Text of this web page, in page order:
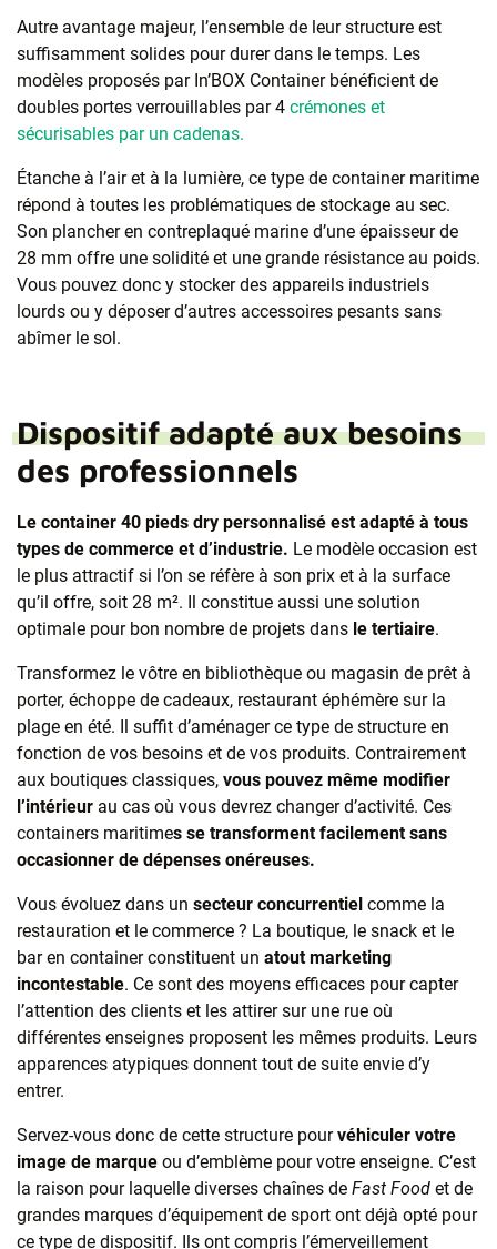
Autre avantage majeur, l’ensemble de leur structure est
suffisamment solides pour durer dans le temps. Les
modèles proposés par In’BOX Container bénéficient de
doubles portes verrouillables par 4 crémones et
sécurisables par un cadenas.
Étanche à l’air et à la lumière, ce type de container maritime
répond à toutes les problématiques de stockage au sec.
Son plancher en contreplaqué marine d’une épaisseur de
28 mm offre une solidité et une grande résistance au poids.
Vous pouvez donc y stocker des appareils industriels
lourds ou y déposer d’autres accessoires pesants sans
abîmer le sol.
Dispositif adapté aux besoins
des professionnels
Le container 40 pieds dry personnalisé est adapté à tous
types de commerce et d’industrie. Le modèle occasion est
le plus attractif si l’on se réfère à son prix et à la surface
qu’il offre, soit 28 m². Il constitue aussi une solution
optimale pour bon nombre de projets dans le tertiaire.
Transformez le vôtre en bibliothèque ou magasin de prêt à
porter, échoppe de cadeaux, restaurant éphémère sur la
plage en été. Il suffit d’aménager ce type de structure en
fonction de vos besoins et de vos produits. Contrairement
aux boutiques classiques, vous pouvez même modifier
l’intérieur au cas où vous devrez changer d’activité. Ces
containers maritimes se transforment facilement sans
occasionner de dépenses onéreuses.
Vous évoluez dans un secteur concurrentiel comme la
restauration et le commerce ? La boutique, le snack et le
bar en container constituent un atout marketing
incontestable. Ce sont des moyens efficaces pour capter
l’attention des clients et les attirer sur une rue où
différentes enseignes proposent les mêmes produits. Leurs
apparences atypiques donnent tout de suite envie d’y
entrer.
Servez-vous donc de cette structure pourvéhiculer votre
image de marque ou d’emblème pour votre enseigne. C’est
la raison pour laquelle diverses chaînes de Fast Food et de
grandes marques d’équipement de sport ont déjà opté pour
ce type de dispositif. Ils ont compris l’émerveillement